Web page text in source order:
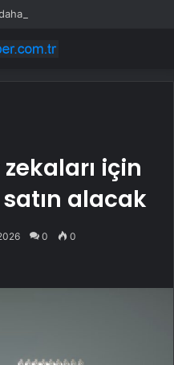
EDS geliyor
için
alacak
0 0